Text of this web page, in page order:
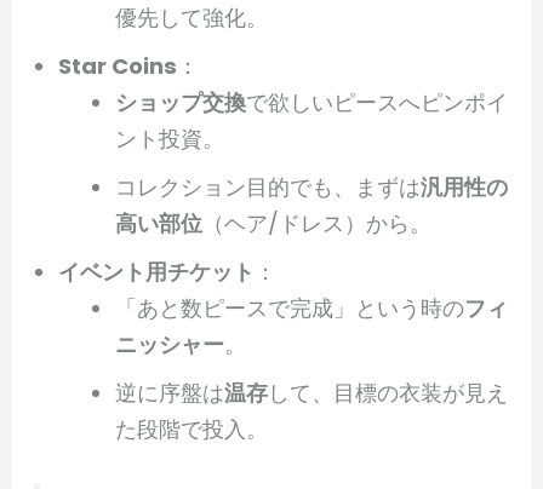
優先して強化。
Star Coins ：
ショップ交換で欲しいピースへピンポイ
ント投資。
コレクション目的でも、まずは汎用性の
高い部位 （ヘア/ドレス）から。
イベント用チケット ：
「あと数ピースで完成」という時のフィ
ニッシャー。
逆に序盤は温存して、目標の衣装が見え
た段階で投入。